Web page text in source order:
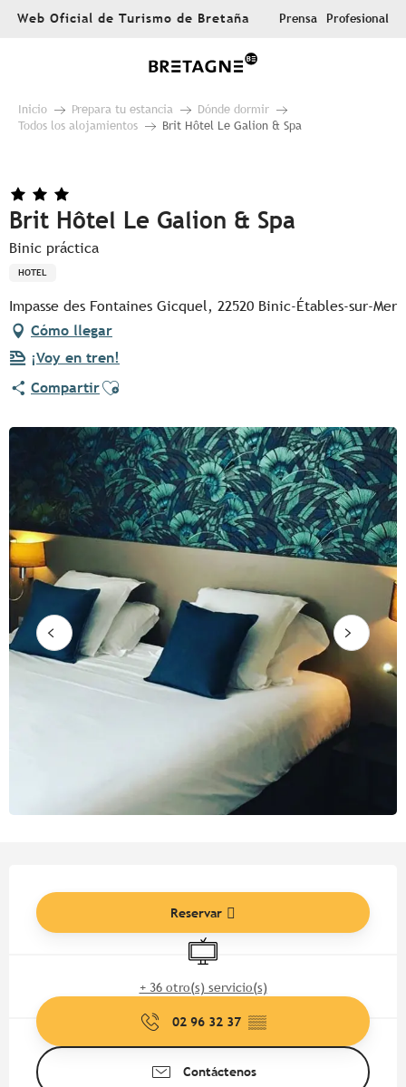
AllerWeb Oficial de Turismo de Bretaña Prensa Profesional
Inicio Prepara tu estancia
Dónde dormir
Todos los alojamientos
Brit Hôtel Le Galion & Spa
Brit Hôtel Le Galion & Spa
Binic práctica
HOTEL
Impasse des Fontaines Gicquel, 22520 Binic-Étables-sur-Mer
Cómo llegar
¡Voy en tren!
CompartirAjouter aux favoris
Reservar
Televisión
+ 36 otro(s) servicio(s)
02 96 32 37 ▒▒
Contáctenos